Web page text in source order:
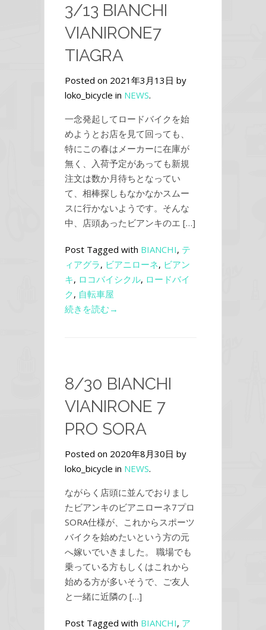
3/13 BIANCHI
VIANIRONE7
TIAGRA
Posted on 2021年3月13日 by
loko_bicycle in NEWS.
一念発起してロードバイクを始
めようとお店を見て回っても、
特にこの春はメーカーに在庫が
無く、入荷予定があっても新規
注文は数か月待ちとなってい
て、相棒探しもなかなかスムー
スに行かないようです。そんな
中、店頭あったビアンキのエ […]
Post Tagged with BIANCHI, テ
ィアグラ, ビアニローネ, ビアン
キ, ロコバイシクル, ロードバイ
ク, 自転車屋
続きを読む→
8/30 BIANCHI
VIANIRONE 7
PRO SORA
Posted on 2020年8月30日 by
loko_bicycle in NEWS.
ながらく店頭に並んでおりまし
たビアンキのビアニローネ7プロ
SORA仕様が、これからスポーツ
バイクを始めたいという方の元
へ嫁いでいきました。 職場でも
乗っている方もしくはこれから
始める方が多いそうで、ご友人
と一緒に近隣の […]
Post Tagged with BIANCHI, ア